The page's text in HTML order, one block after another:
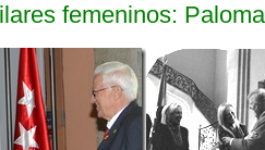
femeninos: